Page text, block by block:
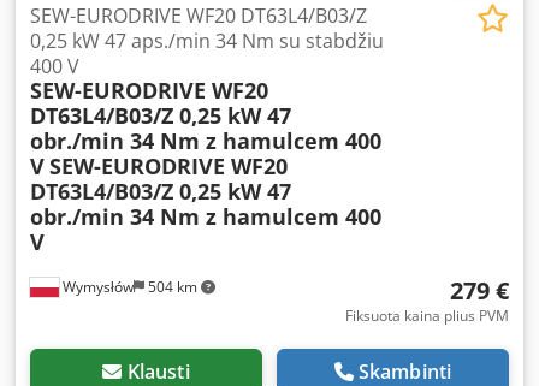
Wymysłów 504 km
SEW-EURODRIVE WF20 DT63L4/B03/Z
0,25 kW 47 aps./min 34 Nm su stabdžiu
400 V
SEW-EURODRIVE WF20
DT63L4/B03/Z 0,25 kW 47
obr./min 34 Nm z hamulcem 400
VSEW-EURODRIVE WF20
DT63L4/B03/Z 0,25 kW 47
obr./min 34 Nm z hamulcem 400
V
279 €
Fiksuota kaina plius PVM
Klausti Skambinti